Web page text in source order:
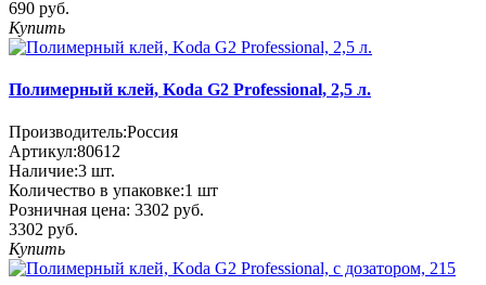
690 руб.
Купить
Полимерный клей, Koda G2 Professional, 2,5 л.
Производитель:Россия
Артикул:80612
Наличие:3 шт.
Количество в упаковке:1 шт
Розничная цена: 3302 руб.
3302 руб.
Купить